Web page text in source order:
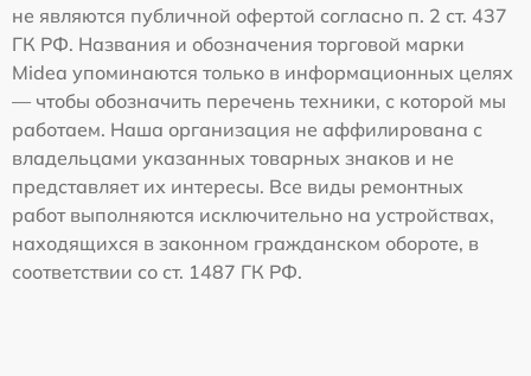
не являются публичной офертой согласно п. 2 ст. 437
ГК РФ. Названия и обозначения торговой марки
Midea упоминаются только в информационных целях
— чтобы обозначить перечень техники, с которой мы
работаем. Наша организация не аффилирована с
владельцами указанных товарных знаков и не
представляет их интересы. Все виды ремонтных
работ выполняются исключительно на устройствах,
находящихся в законном гражданском обороте, в
соответствии со ст. 1487 ГК РФ.